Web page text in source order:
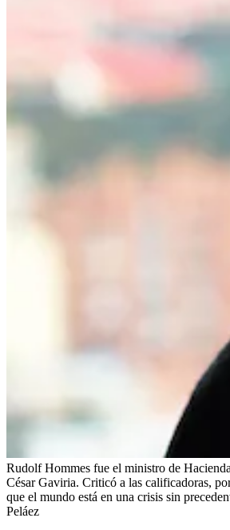
Rudolf Hommes fue el ministro de
César Gaviria. Criticó a las calificadoras,
que el mundo está en una crisis sin
Peláez